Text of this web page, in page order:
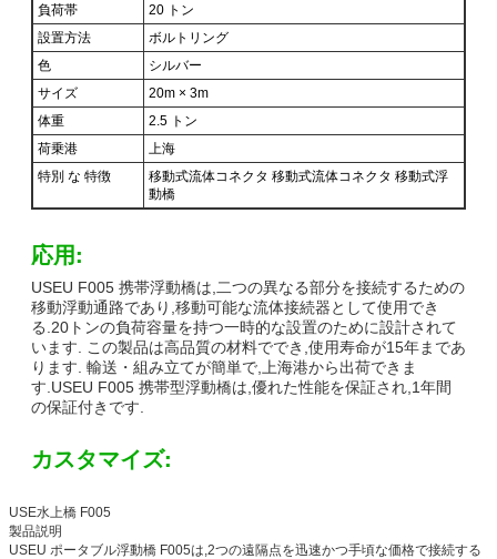
負荷帯
20 トン
設置方法
ボルトリング
色
シルバー
サイズ
20m × 3m
体重
2.5 トン
荷乗港
上海
特別 な 特徴
移動式流体コネクタ 移動式流体コネクタ 移動式浮
動橋
応用:
USEU F005 携帯浮動橋は,二つの異なる部分を接続するための
移動浮動通路であり,移動可能な流体接続器として使用でき
る.20トンの負荷容量を持つ一時的な設置のために設計されて
います. この製品は高品質の材料ででき,使用寿命が15年まであ
ります. 輸送・組み立てが簡単で,上海港から出荷できま
す.USEU F005 携帯型浮動橋は,優れた性能を保証され,1年間
の保証付きです.
カスタマイズ:
USE水上橋 F005
製品説明
USEU ポータブル浮動橋 F005は,2つの遠隔点を迅速かつ手頃な価格で接続する